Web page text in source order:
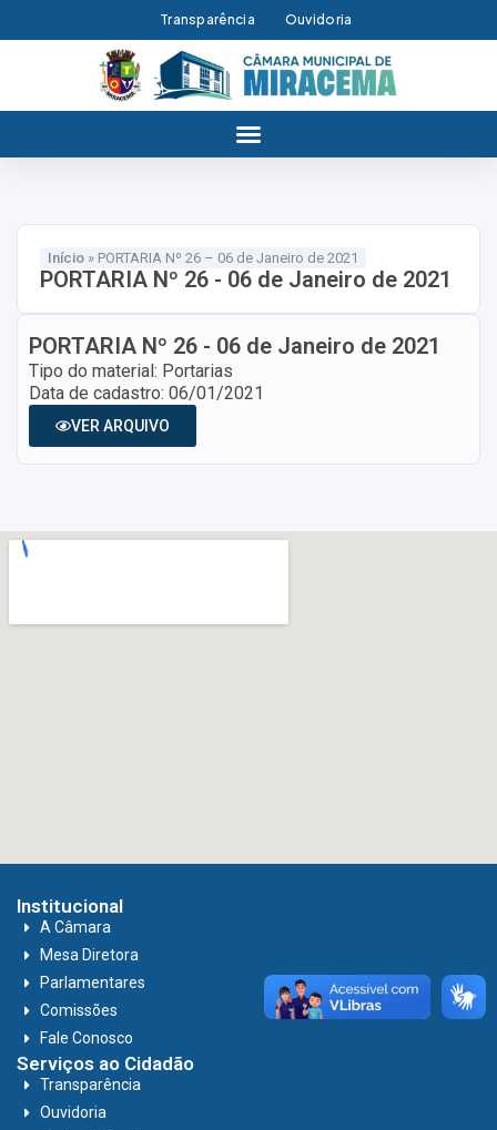
Transparência Ouvidoria
Início » PORTARIA Nº 26 – 06 de Janeiro de 2021
PORTARIA Nº 26 - 06 de Janeiro de 2021
PORTARIA Nº 26 - 06 de Janeiro de 2021
Tipo do material: Portarias
Data de cadastro: 06/01/2021
VER ARQUIVO
Institucional
A Câmara
Mesa Diretora
Parlamentares
Comissões
Fale Conosco
Serviços ao Cidadão
Transparência
Ouvidoria